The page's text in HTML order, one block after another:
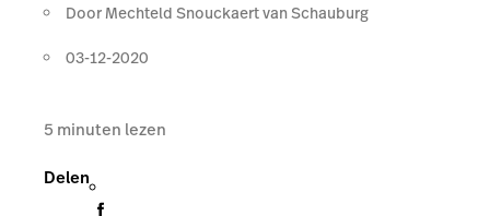
Door Mechteld Snouckaert van Schauburg
03-12-2020
5 minuten lezen
Delen